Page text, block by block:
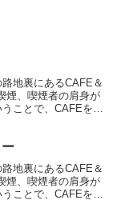
地裏にあるCAFE＆
煙、喫煙者の肩身が
ことで、CAFEを名
地裏にあるCAFE＆
煙、喫煙者の肩身が
ことで、CAFEを名